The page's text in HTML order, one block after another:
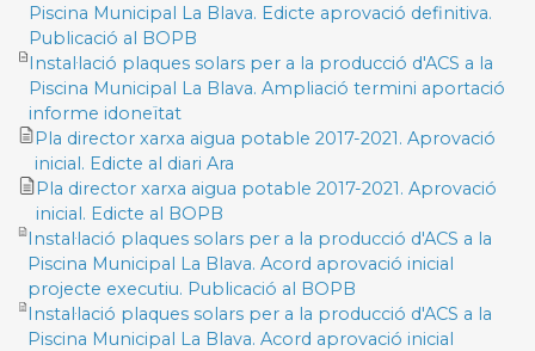
Piscina Municipal La Blava. Edicte aprovació definitiva.
Publicació al BOPB
Instal·lació plaques solars per a la producció d'ACS a la
Piscina Municipal La Blava. Ampliació termini aportació
informe idoneïtat
Pla director xarxa aigua potable 2017-2021. Aprovació
inicial. Edicte al diari Ara
Pla director xarxa aigua potable 2017-2021. Aprovació
inicial. Edicte al BOPB
Instal·lació plaques solars per a la producció d'ACS a la
Piscina Municipal La Blava. Acord aprovació inicial
projecte executiu. Publicació al BOPB
Instal·lació plaques solars per a la producció d'ACS a la
Piscina Municipal La Blava. Acord aprovació inicial